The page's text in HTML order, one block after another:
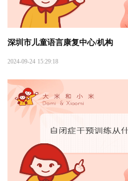
深圳市儿童语言康复中心/机构
2024-09-24 15:29:18